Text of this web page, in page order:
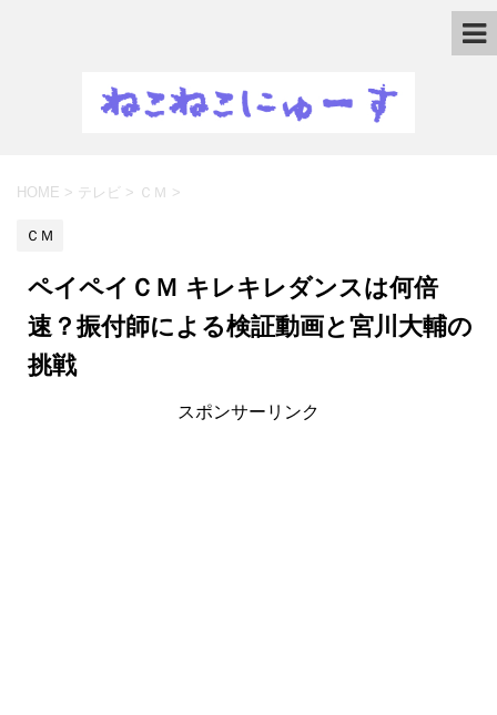
HOME > テレビ > ＣＭ >
ＣＭ
ペイペイＣＭ キレキレダンスは何倍
速？振付師による検証動画と宮川大輔の
挑戦
スポンサーリンク